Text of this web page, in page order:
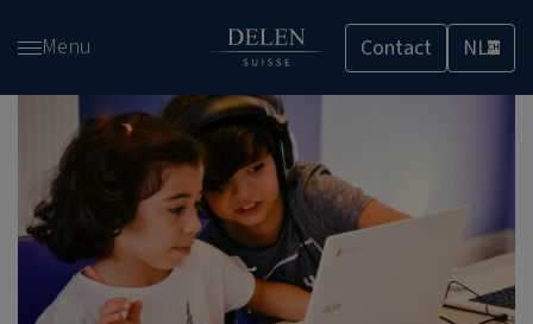
en
Menu Contact NLCH